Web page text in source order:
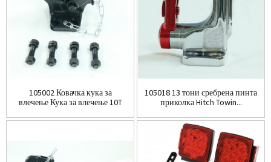
105002 Ковачка кука за
влечење Кука за влечење 10T
105018 13 тони сребрена пинта
приколка Hitch Towin...